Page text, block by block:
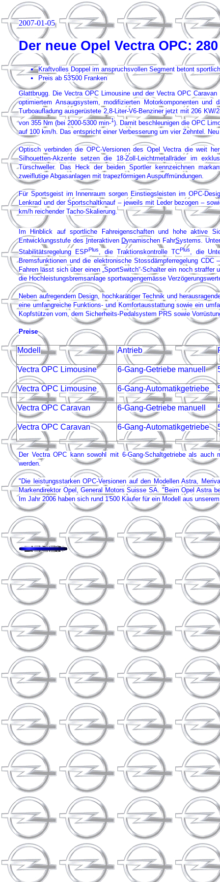
2007-01-05
Der neue Opel Vectra OPC:
Kraftvolles Doppel im anspruchsvollen Segment betont
Preis ab 53'500 Franken
Glattbrugg. Die Vectra OPC Limousine und der Vectra OPC
optimiertem Ansaugsystem, modifizierten Motorkomponenten
Turboaufladung ausgerüstete 2,8-Liter-V6-Benziner jetzt mit 206
von 355 Nm (bei 2000-5300 min-1). Damit beschleunigen die OPC
auf 100 km/h. Das entspricht einer Verbesserung um vier Zehntel.
Optisch verbinden die OPC-Versionen des Opel Vectra die weit
Silhouetten-Akzente setzen die 18-Zoll-Leichtmetallräder im
Türschweller. Das Heck der beiden Sportler kennzeichnen
zweiflutige Abgasanlagen mit trapezförmigen Auspuffmündungen.
Für Sportsgeist im Innenraum sorgen Einstiegsleisten im OPC-
Lenkrad und der Sportschaltknauf – jeweils mit Leder bezogen –
km/h reichender Tacho-Skalierung.
Im Hinblick auf sportliche Fahreigenschaften und hohe aktive
Entwicklungsstufe des
nteraktiven Dynamischen FahrSystems.
Stabilitätsregelung ESPPlus, die Traktionskontrolle TCPlus, die
Bremsfunktionen und die elektronische Stossdämpferregelung
Fahren lässt sich über einen „SportSwitch“-Schalter ein noch
die Hochleistungsbremsanlage sportwagengemässe
Neben aufregendem Design, hochkarätiger Technik und
eine umfangreiche Funktions- und Komfortausstattung sowie ein
Kopfstützen vorn, dem Sicherheits-Pedalsystem PRS sowie
Preise
Modell Antrieb
Vectra OPC Limousine 6-Gang-Getriebe manuell
Vectra OPC Limousine 6-Gang-Automatikgetriebe
Vectra OPC Caravan 6-Gang-Getriebe manuell
Vectra OPC Caravan 6-Gang-Automatikgetriebe
Der Vectra OPC kann sowohl mit 6-Gang-Schaltgetriebe als
werden.
"Die leistungsstarken OPC-Versionen auf den Modellen Astra,
Markendirektor Opel, General Motors Suisse SA. "Beim Opel Astra
Im Jahr 2006 haben sich rund 1'500 Käufer für ein Modell aus